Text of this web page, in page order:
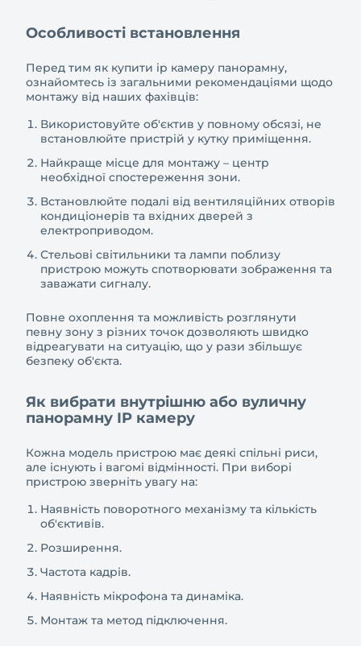
Особливості встановлення
Перед тим як купити ip камеру панорамну,
ознайомтесь із загальними рекомендаціями щодо
монтажу від наших фахівців:
Використовуйте об'єктив у повному обсязі, не
встановлюйте пристрій у кутку приміщення.
Найкраще місце для монтажу – центр
необхідної спостереження зони.
Встановлюйте подалі від вентиляційних отворів
кондиціонерів та вхідних дверей з
електроприводом.
Стельові світильники та лампи поблизу
пристрою можуть спотворювати зображення та
заважати сигналу.
Повне охоплення та можливість розглянути
певну зону з різних точок дозволяють швидко
відреагувати на ситуацію, що у рази збільшує
безпеку об'єкта.
Як вибрати внутрішню або вуличну
панорамну IP камеру
Кожна модель пристрою має деякі спільні риси,
але існують і вагомі відмінності. При виборі
пристрою зверніть увагу на:
Наявність поворотного механізму та кількість
об'єктивів.
Розширення.
Частота кадрів.
Наявність мікрофона та динаміка.
Монтаж та метод підключення.